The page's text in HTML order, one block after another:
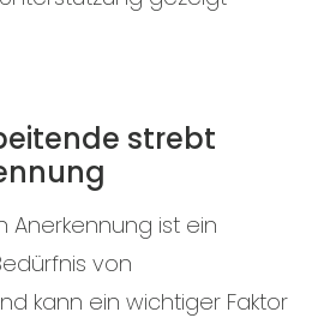
strebt
Anerkennung ist ein
von
kann ein wichtiger Faktor